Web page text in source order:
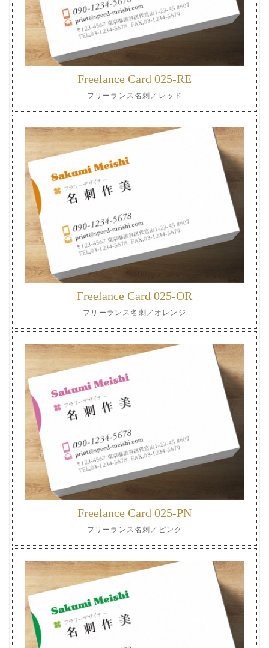
Freelance Card 025-RE
フリーランス名刺／レッド
Freelance Card 025-OR
フリーランス名刺／オレンジ
Freelance Card 025-PN
フリーランス名刺／ピンク